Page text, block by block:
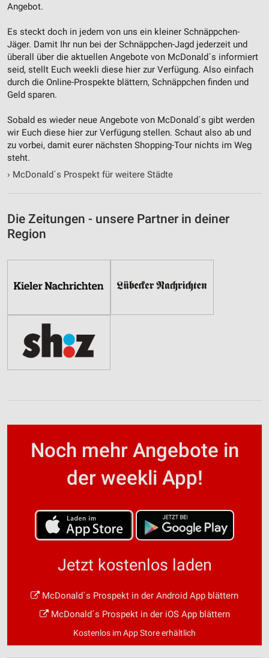
Angebot.
Es steckt doch in jedem von uns ein kleiner Schnäppchen-
Jäger. Damit Ihr nun bei der Schnäppchen-Jagd jederzeit und
überall über die aktuellen Angebote von McDonald´s informiert
seid, stellt Euch weekli diese hier zur Verfügung. Also einfach
durch die Online-Prospekte blättern, Schnäppchen finden und
Geld sparen.
Sobald es wieder neue Angebote von McDonald´s gibt werden
wir Euch diese hier zur Verfügung stellen. Schaut also ab und
zu vorbei, damit eurer nächsten Shopping-Tour nichts im Weg
steht.
› McDonald´s Prospekt für weitere Städte
Die Zeitungen - unsere Partner in deiner
Region
Noch mehr Angebote in
der weekli App!
Jetzt kostenlos laden
McDonald´s Prospekt in der Android App blättern
McDonald´s Prospekt in der iOS App blättern
Kostenlos im App Store erhältlich